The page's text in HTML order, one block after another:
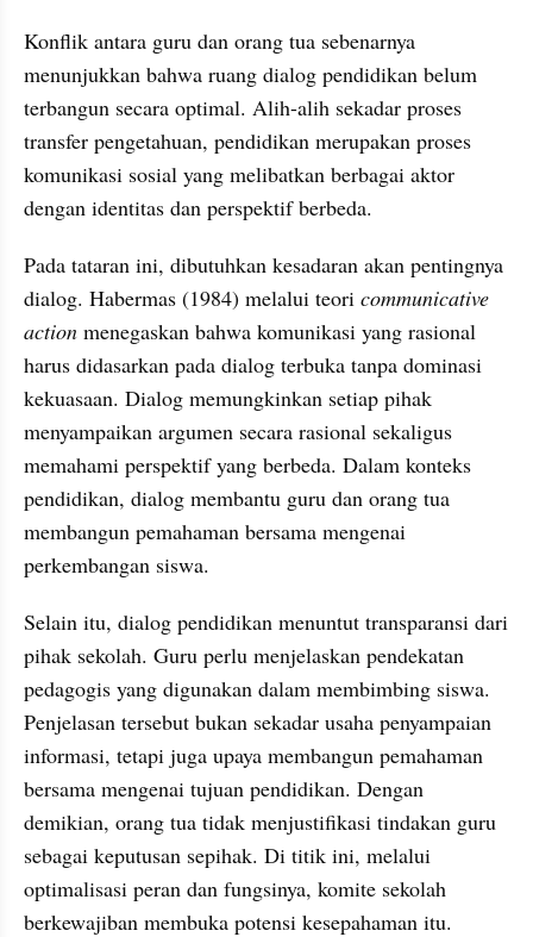
Konflik antara guru dan orang tua sebenarnya
menunjukkan bahwa ruang dialog pendidikan belum
terbangun secara optimal. Alih-alih sekadar proses
transfer pengetahuan, pendidikan merupakan proses
komunikasi sosial yang melibatkan berbagai aktor
dengan identitas dan perspektif berbeda.
Pada tataran ini, dibutuhkan kesadaran akan pentingnya
dialog. Habermas (1984) melalui teori communicative
action menegaskan bahwa komunikasi yang rasional
harus didasarkan pada dialog terbuka tanpa dominasi
kekuasaan. Dialog memungkinkan setiap pihak
menyampaikan argumen secara rasional sekaligus
memahami perspektif yang berbeda. Dalam konteks
pendidikan, dialog membantu guru dan orang tua
membangun pemahaman bersama mengenai
perkembangan siswa.
Selain itu, dialog pendidikan menuntut transparansi dari
pihak sekolah. Guru perlu menjelaskan pendekatan
pedagogis yang digunakan dalam membimbing siswa.
Penjelasan tersebut bukan sekadar usaha penyampaian
informasi, tetapi juga upaya membangun pemahaman
bersama mengenai tujuan pendidikan. Dengan
demikian, orang tua tidak menjustifikasi tindakan guru
sebagai keputusan sepihak. Di titik ini, melalui
optimalisasi peran dan fungsinya, komite sekolah
berkewajiban membuka potensi kesepahaman itu.